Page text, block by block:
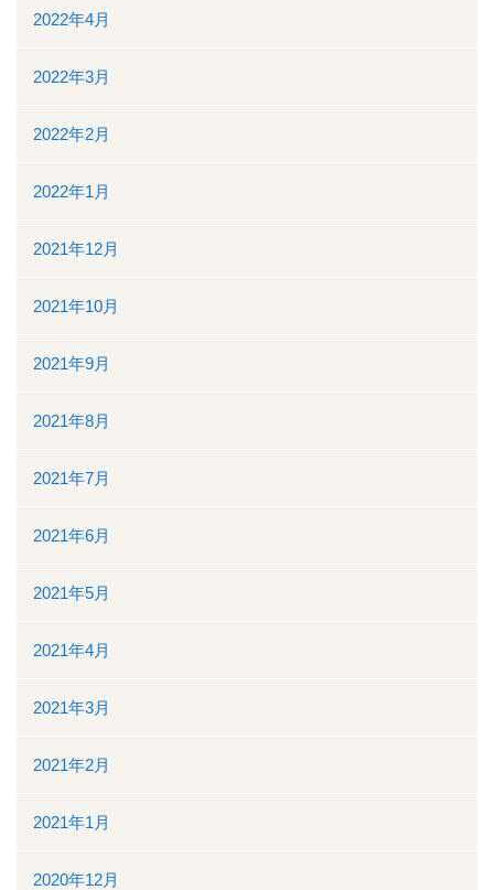
2022年4月
2022年3月
2022年2月
2022年1月
2021年12月
2021年10月
2021年9月
2021年8月
2021年7月
2021年6月
2021年5月
2021年4月
2021年3月
2021年2月
2021年1月
2020年12月